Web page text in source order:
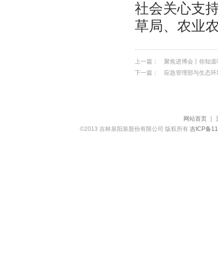
社会关心支
草局、农业
上一篇：
聚焦进博会丨你知
下一篇：
应急管理部与生态
网站首页
©2013 吉林泉阳泉股份有限公司 版权所有吉ICP备